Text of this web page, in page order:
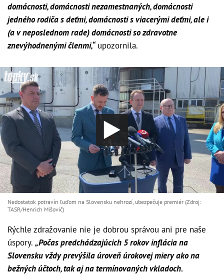
domácnosti, domácnosti nezamestnaných, domácnosti
jedného rodiča s deťmi, domácnosti s viacerými deťmi, ale i
(a v neposlednom rade) domácnosti so zdravotne
znevýhodnenými členmi,“upozornila.
Nedostatok potravín ľuďom na Slovensku nehrozí, ubezpečuje premiér (Zdroj:
TASR/Henrich Mišovič)
Rýchle zdražovanie nie je dobrou správou ani pre naše
úspory. „Počas predchádzajúcich 5 rokov inflácia na
Slovensku vždy prevýšila úroveň úrokovej miery ako na
bežných účtoch, tak aj na termínovaných vkladoch.